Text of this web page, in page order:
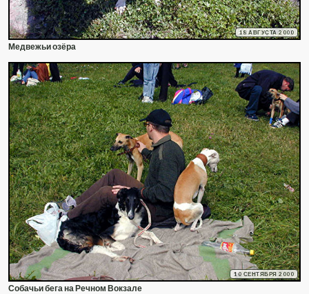
18 АВГУСТА 2000
Медвежьи озёра
10 СЕНТЯБРЯ 2000
Собачьи бега на Речном Вокзале